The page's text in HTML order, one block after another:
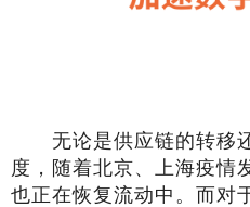
无论是供应链的转移
度，随着北京、上海疫情
也正在恢复流动中。而对